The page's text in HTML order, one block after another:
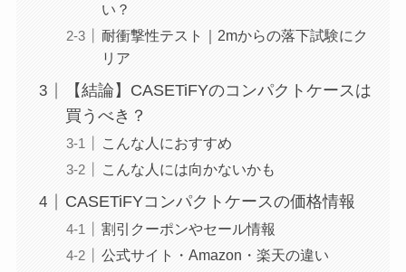
い？
耐衝撃性テスト｜2mからの落下試験にク
リア
【結論】CASETiFYのコンパクトケースは
買うべき？
こんな人におすすめ
こんな人には向かないかも
CASETiFYコンパクトケースの価格情報
割引クーポンやセール情報
公式サイト・Amazon・楽天の違い